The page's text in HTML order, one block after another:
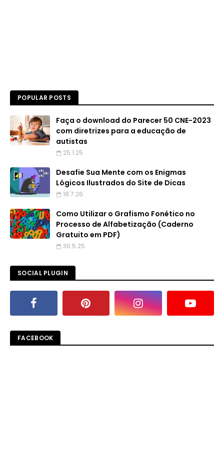
POPULAR POSTS
Faça o download do Parecer 50 CNE-2023
com diretrizes para a educação de
autistas
25.1.25
Desafie Sua Mente com os Enigmas
Lógicos Ilustrados do Site de Dicas
18.7.26
Como Utilizar o Grafismo Fonético no
Processo de Alfabetização (Caderno
Gratuito em PDF)
30.5.25
SOCIAL PLUGIN
FACEBOOK